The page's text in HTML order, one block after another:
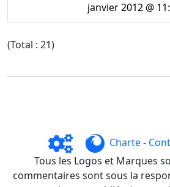
janvier 2012 @
(Total : 21)
Charte-
Tous les Logos et Marques
commentaires sont sous la